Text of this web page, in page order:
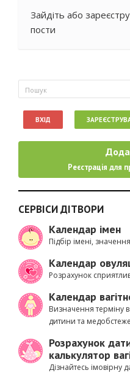
Зайдіть або
пости
Пошукова
Пошук
ВХІД
Реєстрація для
СЕРВІСИ ДІТВОРИ
Календар імен
Підбір імені,
Календар
Розрахунок
Календар
Визначення терміну
дитини та
Розрахунок
калькулятор
Дізнайтесь